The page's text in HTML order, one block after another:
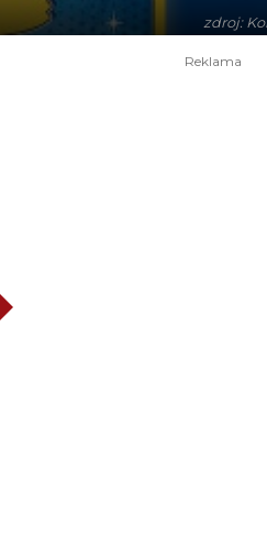
zdroj: